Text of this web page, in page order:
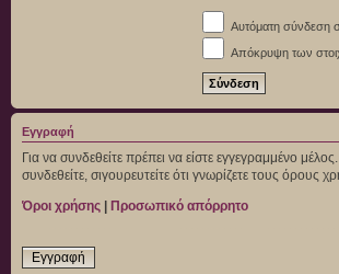
Αυτόματη σύνδεση
Απόκρυψη των
Εγγραφή
Για να συνδεθείτε πρέπει να είστε εγγεγραμμένο
συνδεθείτε, σιγουρευτείτε ότι γνωρίζετε τους
Όροι χρήσης | Προσωπικό απόρρητο
Εγγραφή